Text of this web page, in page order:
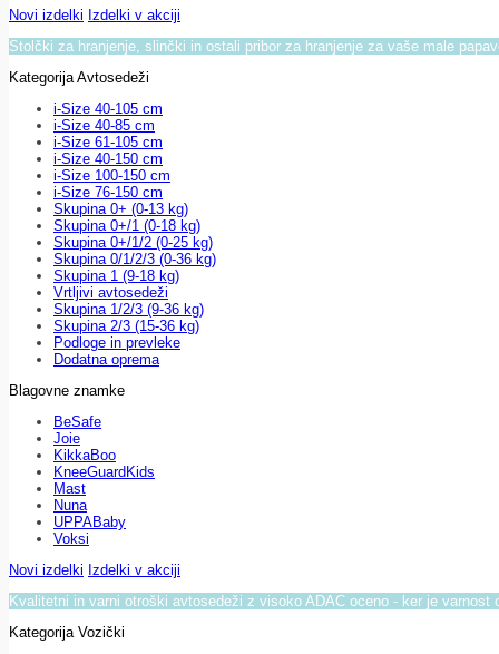
Novi izdelki Izdelki v akciji
Stolčki za hranjenje, slinčki in ostali pribor za hranjenje za vaše male
Kategorija Avtosedeži
i-Size 40-105 cm
i-Size 40-85 cm
i-Size 61-105 cm
i-Size 40-150 cm
i-Size 100-150 cm
i-Size 76-150 cm
Skupina 0+ (0-13 kg)
Skupina 0+/1 (0-18 kg)
Skupina 0+/1/2 (0-25 kg)
Skupina 0/1/2/3 (0-36 kg)
Skupina 1 (9-18 kg)
Vrtljivi avtosedeži
Skupina 1/2/3 (9-36 kg)
Skupina 2/3 (15-36 kg)
Podloge in prevleke
Dodatna oprema
Blagovne znamke
BeSafe
Joie
KikkaBoo
KneeGuardKids
Mast
Nuna
UPPABaby
Voksi
Novi izdelki Izdelki v akciji
Kvalitetni in varni otroški avtosedeži z visoko ADAC oceno - ker je varnost
Kategorija Vozički